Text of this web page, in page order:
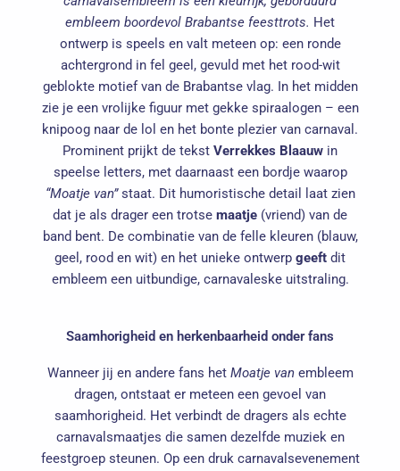
embleem boordevol Brabantse feesttrots. Het
ontwerp is speels en valt meteen op: een ronde
achtergrond in fel geel, gevuld met het rood-wit
geblokte motief van de Brabantse vlag. In het midden
zie je een vrolijke figuur met gekke spiraalogen – een
knipoog naar de lol en het bonte plezier van carnaval.
Prominent prijkt de tekst Verrekkes Blaauw in
speelse letters, met daarnaast een bordje waarop
“Moatje van”staat. Dit humoristische detail laat zien
dat je als drager een trotse maatje (vriend) van de
band bent. De combinatie van de felle kleuren (blauw,
geel, rood en wit) en het unieke ontwerp geeft dit
embleem een uitbundige, carnavaleske uitstraling.
Saamhorigheid en herkenbaarheid onder fans
Wanneer jij en andere fans het Moatje vanembleem
dragen, ontstaat er meteen een gevoel van
saamhorigheid. Het verbindt de dragers als echte
carnavalsmaatjes die samen dezelfde muziek en
feestgroep steunen. Op een druk carnavalsevenement